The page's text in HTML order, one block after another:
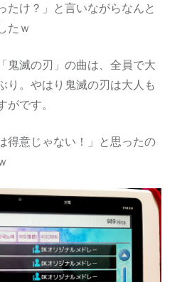
たけ？」と言いながらなんと
たｗ
鬼滅の刃」の曲は、全員で大
り。やはり鬼滅の刃は大人も
がです。
得意じゃない！」と思ったの